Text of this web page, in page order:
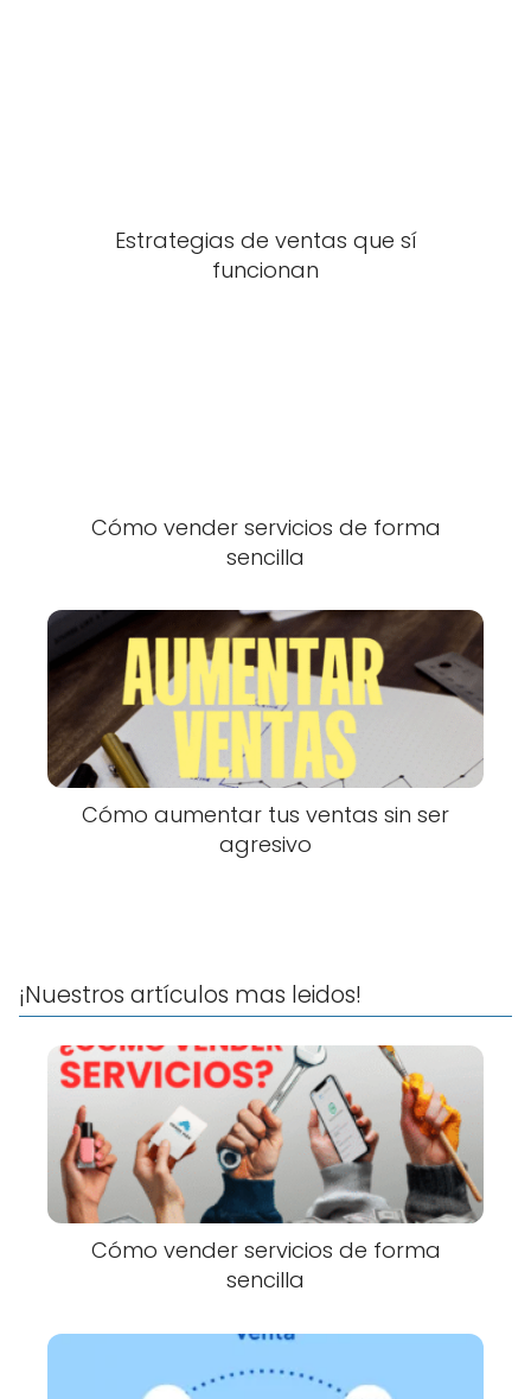
Estrategias de ventas que sí
funcionan
Cómo vender servicios de forma
sencilla
Cómo aumentar tus ventas sin ser
agresivo
¡Nuestros artículos mas leidos!
Cómo vender servicios de forma
sencilla